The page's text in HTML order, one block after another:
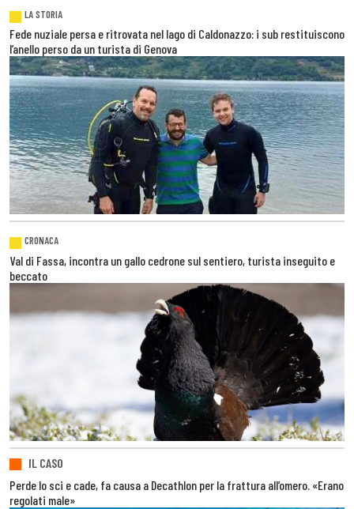
LA STORIA
Fede nuziale persa e ritrovata nel lago di Caldonazzo: i sub restituiscono
l’anello perso da un turista di Genova
CRONACA
Val di Fassa, incontra un gallo cedrone sul sentiero, turista inseguito e
beccato
IL CASO
Perde lo sci e cade, fa causa a Decathlon per la frattura all’omero. «Erano
regolati male»